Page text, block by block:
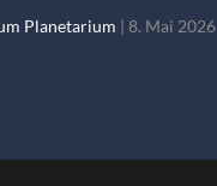
Planetarium
8. Mai 2026